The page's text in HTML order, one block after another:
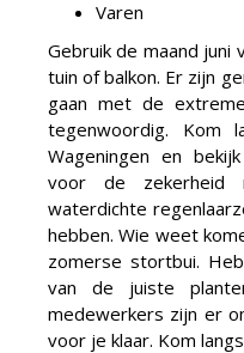
Varen
Gebruik de maand
tuin of balkon. Er zijn
gaan met de
tegenwoordig. Kom
Wageningen en
voor de zekerheid
waterdichte
hebben. Wie weet
zomerse stortbui.
van de juiste
medewerkers zijn er
voor je klaar. Kom